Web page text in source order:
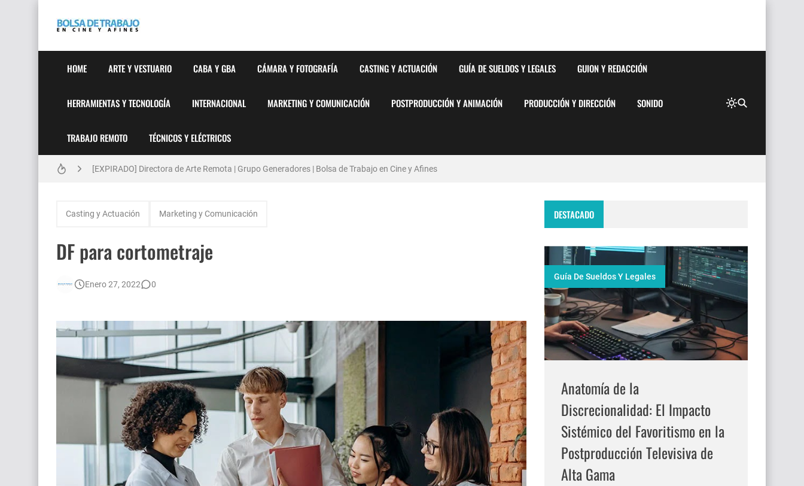
HOME ARTE Y VESTUARIO CABA Y GBA CÁMARA Y FOTOGRAFÍA CASTING Y ACTUACIÓN GUÍA DE SUELDOS Y LEGALES GUION Y REDACCIÓN
HERRAMIENTAS Y TECNOLOGÍA INTERNACIONAL MARKETING Y COMUNICACIÓN POSTPRODUCCIÓN Y ANIMACIÓN PRODUCCIÓN Y DIRECCIÓN SONIDO
TRABAJO REMOTO TÉCNICOS Y ELÉCTRICOS
Técnicas de Organización del Día Laboral
[EXPIRADO] Directora de Arte Remota | Grupo Generadores | Bolsa de Trabajo en Cine y Afines
[EXPIRADO] Productor BTL | Feedback Group | Bolsa de Trabajo en Cine y Afines
🌎 Video Editor Ads - Naked & Thriving (Remoto)
[EXPIRADO] Casting Actrices Rasgos Orientales (Buenos Aires)
EXPIRADO: Creative Director en BLOODY (Madrid, España) - Referencia Salarial
Guía definitiva para buscar trabajo de Cine en Argentina (2026) | Sueldos y Sindicatos
Casting y Actuación Marketing y Comunicación
DF para cortometraje
Enero 27, 2022 0
DESTACADO
Guía De Sueldos Y Legales
Anatomía de la
Discrecionalidad: El Impacto
Sistémico del Favoritismo en la
Postproducción Televisiva de
Alta Gama